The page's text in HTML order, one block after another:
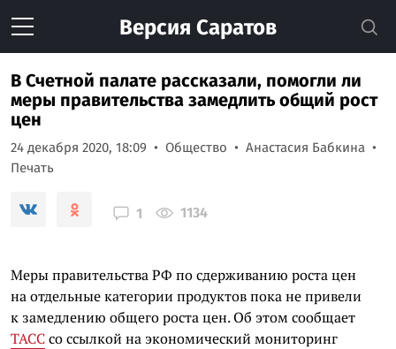
Версия Саратов
В Счетной палате рассказали, помогли ли
меры правительства замедлить общий рост
цен
24 декабря 2020, 18:09 Общество
Анастасия Бабкина
Печать
1 1134
Меры правительства РФ по сдерживанию роста цен
на отдельные категории продуктов пока не привели
к замедлению общего роста цен. Об этом сообщает
ТАССсо ссылкой на экономический мониторинг